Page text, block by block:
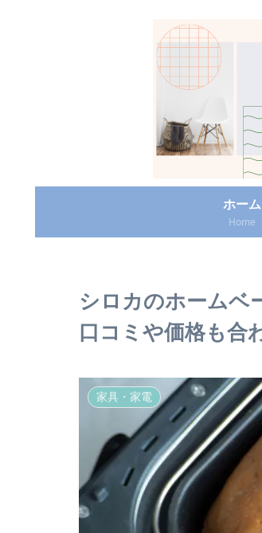
ホーム
Home
シロカのホームベ
口コミや価格も合
家具・家電